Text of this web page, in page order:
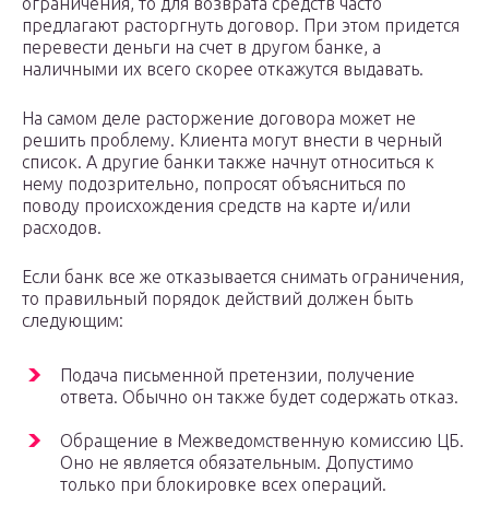
предлагают расторгнуть договор. При этом придется
перевести деньги на счет в другом банке, а
наличными их всего скорее откажутся выдавать.
На самом деле расторжение договора может не
решить проблему. Клиента могут внести в черный
список. А другие банки также начнут относиться к
нему подозрительно, попросят объясниться по
поводу происхождения средств на карте и/или
расходов.
Если банк все же отказывается снимать ограничения,
то правильный порядок действий должен быть
следующим:
Подача письменной претензии, получение
ответа. Обычно он также будет содержать отказ.
Обращение в Межведомственную комиссию ЦБ.
Оно не является обязательным. Допустимо
только при блокировке всех операций.